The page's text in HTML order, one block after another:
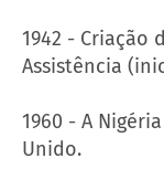
1942 - Criação
Assistência
1960 - A
Unido.